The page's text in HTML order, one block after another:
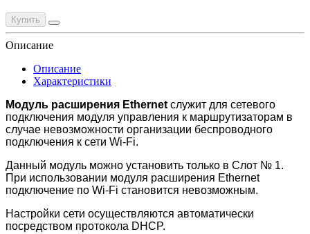
Купить
Описание
Описание
Характеристики
Модуль расширения Ethernet служит для сетевого
подключения модуля управления к маршрутизаторам в
случае невозможности организации беспроводного
подключения к сети Wi-Fi.
Данный модуль можно установить только в Слот № 1.
При использовании модуля расширения Ethernet
подключение по Wi-Fi становится невозможным.
Настройки сети осуществляются автоматически
посредством протокола DHCP.